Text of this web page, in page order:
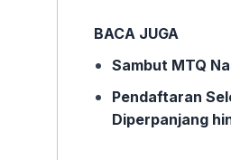
BACA JUGA
Sambut MTQ
Pendaftaran
Diperpanjang